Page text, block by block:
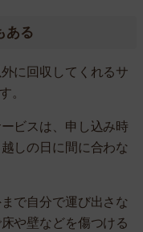
ある
に回収してくれるサ
。
ビスは、申し込み時
しの日に間に合わな
で自分で運び出さな
や壁などを傷つける